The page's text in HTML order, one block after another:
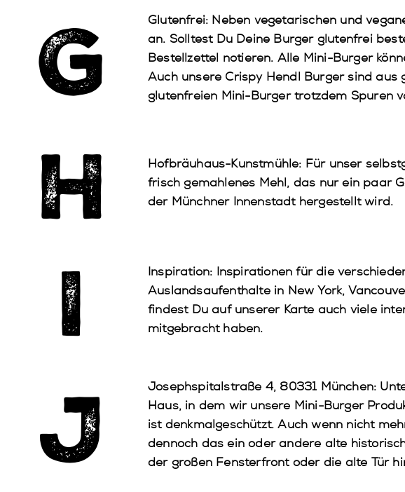
G Glutenfrei: Neben vegetarischen und
an. Solltest Du Deine Burger glutenfrei
Bestellzettel notieren. Alle Mini-Burger
Auch unsere Crispy Hendl Burger sind aus
glutenfreien Mini-Burger trotzdem Spuren
H Hofbräuhaus-Kunstmühle: Für unser
frisch gemahlenes Mehl, das nur ein paar
der Münchner Innenstadt hergestellt wird.
I Inspiration: Inspirationen für die
Auslandsaufenthalte in New York,
findest Du auf unserer Karte auch viele
mitgebracht haben.
J Josephspitalstraße 4, 80331 München:
Haus, in dem wir unsere Mini-Burger
ist denkmalgeschützt. Auch wenn nicht
dennoch das ein oder andere alte
der großen Fensterfront oder die alte Tür